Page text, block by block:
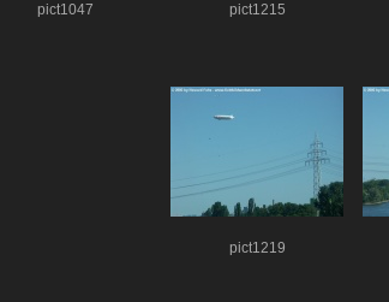
pict1047 pict1215
pict1219